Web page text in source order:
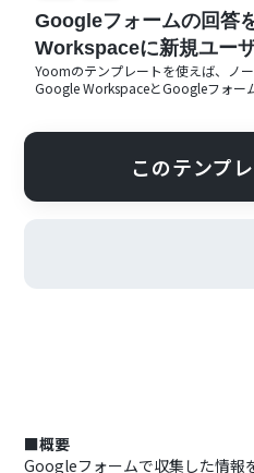
Googleフォームの回答
Workspaceに新規ユー
Yoomのテンプレートを使えば、ノ
Google WorkspaceとGoogleフォー
このテンプ
■概要
Googleフォームで収集した情